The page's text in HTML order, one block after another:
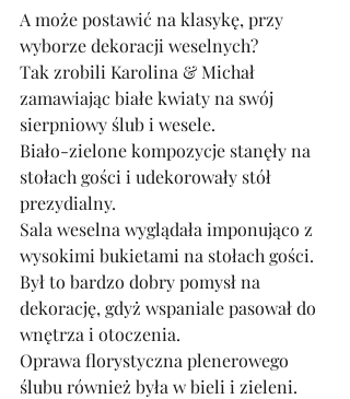
A może postawić na klasykę, przy
wyborze dekoracji weselnych?
Tak zrobili Karolina & Michał
zamawiając białe kwiaty na swój
sierpniowy ślub i wesele.
Biało-zielone kompozycje stanęły na
stołach gości i udekorowały stół
prezydialny.
Sala weselna wyglądała imponująco z
wysokimi bukietami na stołach gości.
Był to bardzo dobry pomysł na
dekorację, gdyż wspaniale pasował do
wnętrza i otoczenia.
Oprawa florystyczna plenerowego
ślubu również była w bieli i zieleni.